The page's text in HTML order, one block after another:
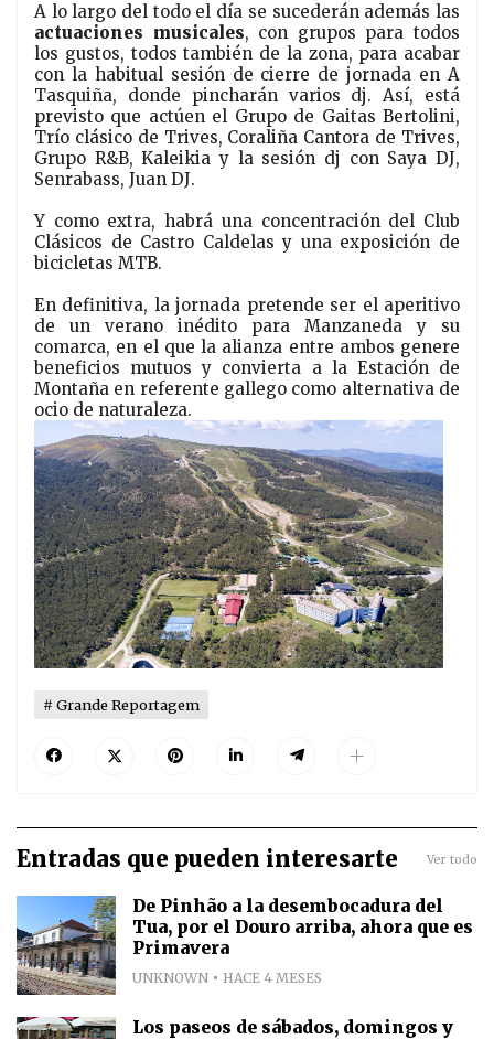
A lo largo del todo el día se sucederán además las
actuaciones musicales, con grupos para todos
los gustos, todos también de la zona, para acabar
con la habitual sesión de cierre de jornada en A
Tasquiña, donde pincharán varios dj. Así, está
previsto que actúen el Grupo de Gaitas Bertolini,
Trío clásico de Trives, Coraliña Cantora de Trives,
Grupo R&B, Kaleikia y la sesión dj con Saya DJ,
Senrabass, Juan DJ.
Y como extra, habrá una concentración del Club
Clásicos de Castro Caldelas y una exposición de
bicicletas MTB.
En definitiva, la jornada pretende ser el aperitivo
de un verano inédito para Manzaneda y su
comarca, en el que la alianza entre ambos genere
beneficios mutuos y convierta a la Estación de
Montaña en referente gallego como alternativa de
ocio de naturaleza.
Grande Reportagem
Entradas que pueden interesarte Ver todo
De Pinhão a la desembocadura del
Tua, por el Douro arriba, ahora que es
Primavera
UNKNOWN HACE 4 MESES
Los paseos de sábados, domingos y